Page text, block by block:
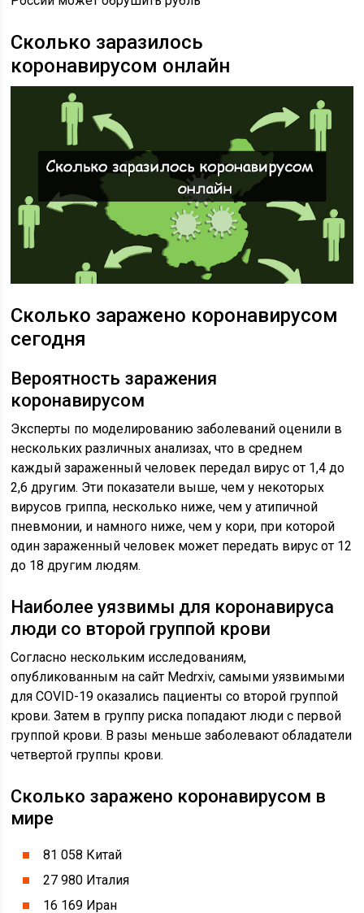
Сколько заразилось
коронавирусом онлайн
Сколько заражено коронавирусом
сегодня
Вероятность заражения
коронавирусом
Эксперты по моделированию заболеваний оценили в
нескольких различных анализах, что в среднем
каждый зараженный человек передал вирус от 1,4 до
2,6 другим. Эти показатели выше, чем у некоторых
вирусов гриппа, несколько ниже, чем у атипичной
пневмонии, и намного ниже, чем у кори, при которой
один зараженный человек может передать вирус от 12
до 18 другим людям.
Наиболее уязвимы для коронавируса
люди со второй группой крови
Согласно нескольким исследованиям,
опубликованным на сайт Medrxiv, самыми уязвимыми
для COVID-19 оказались пациенты со второй группой
крови. Затем в группу риска попадают люди с первой
группой крови. В разы меньше заболевают обладатели
четвертой группы крови.
Сколько заражено коронавирусом в
мире
81 058 Китай
27 980 Италия
16 169 Иран